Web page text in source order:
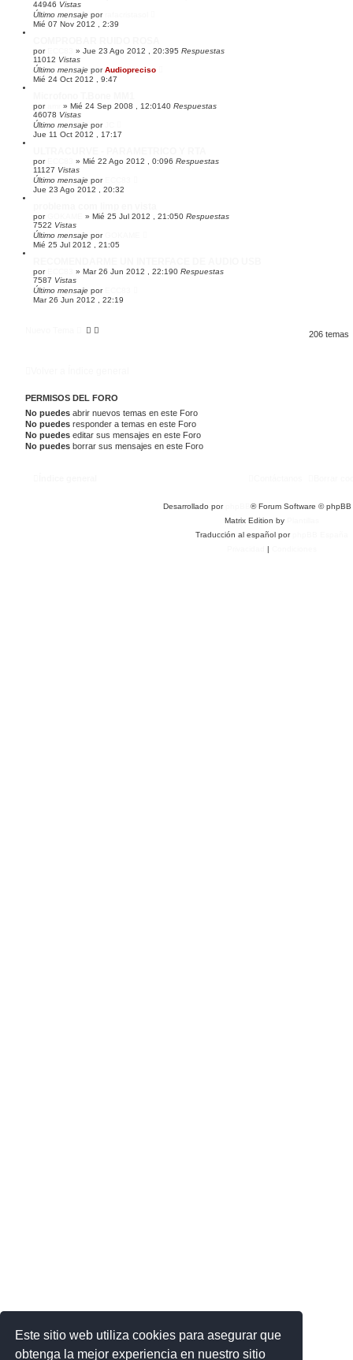
Este sitio web utiliza cookies para asegurar que
obtenga la mejor experiencia en nuestro sitio
44946 Vistas
Último mensaje por
Mié 07 Nov 2012 , 2:39
por » Jue 23 Ago 2012 , 20:395 Respuestas
11012 Vistas
Último mensaje porAudiopreciso
Mié 24 Oct 2012 , 9:47
por » Mié 24 Sep 2008 , 12:0140 Respuestas
46078 Vistas
Último mensaje por
Jue 11 Oct 2012 , 17:17
por » Mié 22 Ago 2012 , 0:096 Respuestas
11127 Vistas
Último mensaje por
Jue 23 Ago 2012 , 20:32
por » Mié 25 Jul 2012 , 21:050 Respuestas
7522 Vistas
Último mensaje por
Mié 25 Jul 2012 , 21:05
por » Mar 26 Jun 2012 , 22:190 Respuestas
7587 Vistas
Último mensaje por
Mar 26 Jun 2012 , 22:19
206 temas
PERMISOS DEL FORO
No puedes abrir nuevos temas en este Foro
No puedes responder a temas en este Foro
No puedes editar sus mensajes en este Foro
No puedes borrar sus mensajes en este Foro
Desarrollado por
® Forum Software © phpBB
Matrix Edition by
Traducción al español por
|